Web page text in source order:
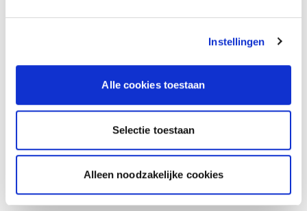
Instellingen
Alle cookies toestaan
Selectie toestaan
Alleen noodzakelijke cookies